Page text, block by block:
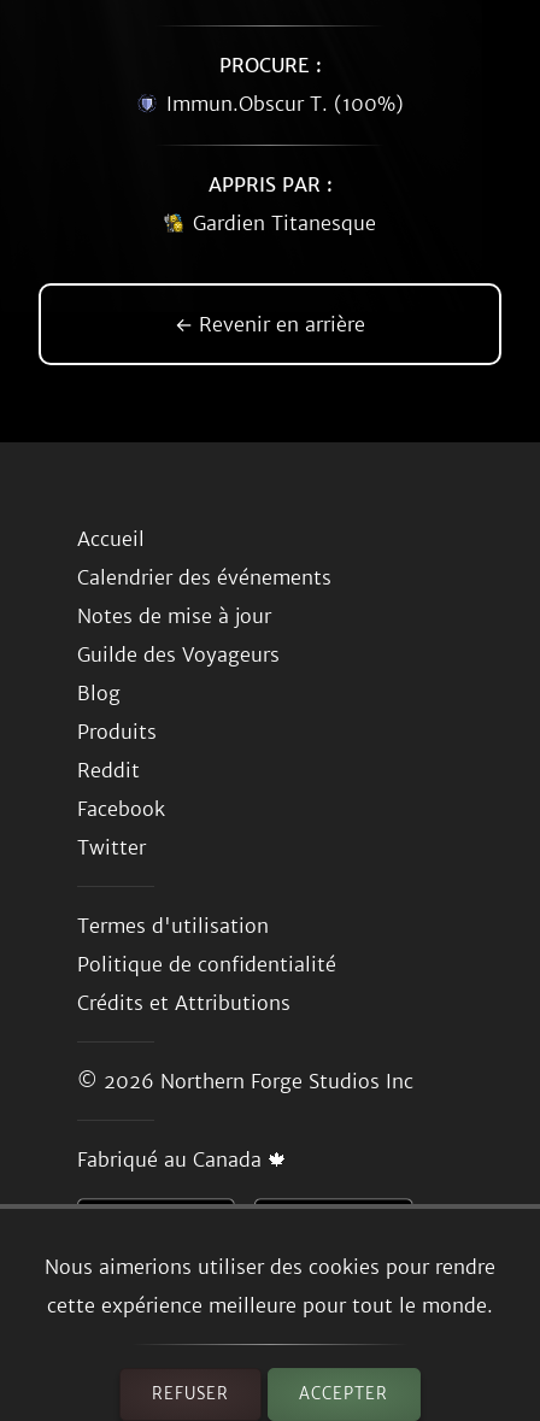
Nous aimerions utiliser des cookies pour rendre
cette expérience meilleure pour tout le monde.
REFUSER ACCEPTER
PROCURE :
Immun.Obscur T. (100%)
APPRIS PAR :
Gardien Titanesque
← Revenir en arrière
Accueil
Calendrier des événements
Notes de mise à jour
Guilde des Voyageurs
Blog
Produits
Reddit
Facebook
Twitter
Termes d'utilisation
Politique de confidentialité
Crédits et Attributions
© 2026 Northern Forge Studios Inc
Fabriqué au Canada 🍁